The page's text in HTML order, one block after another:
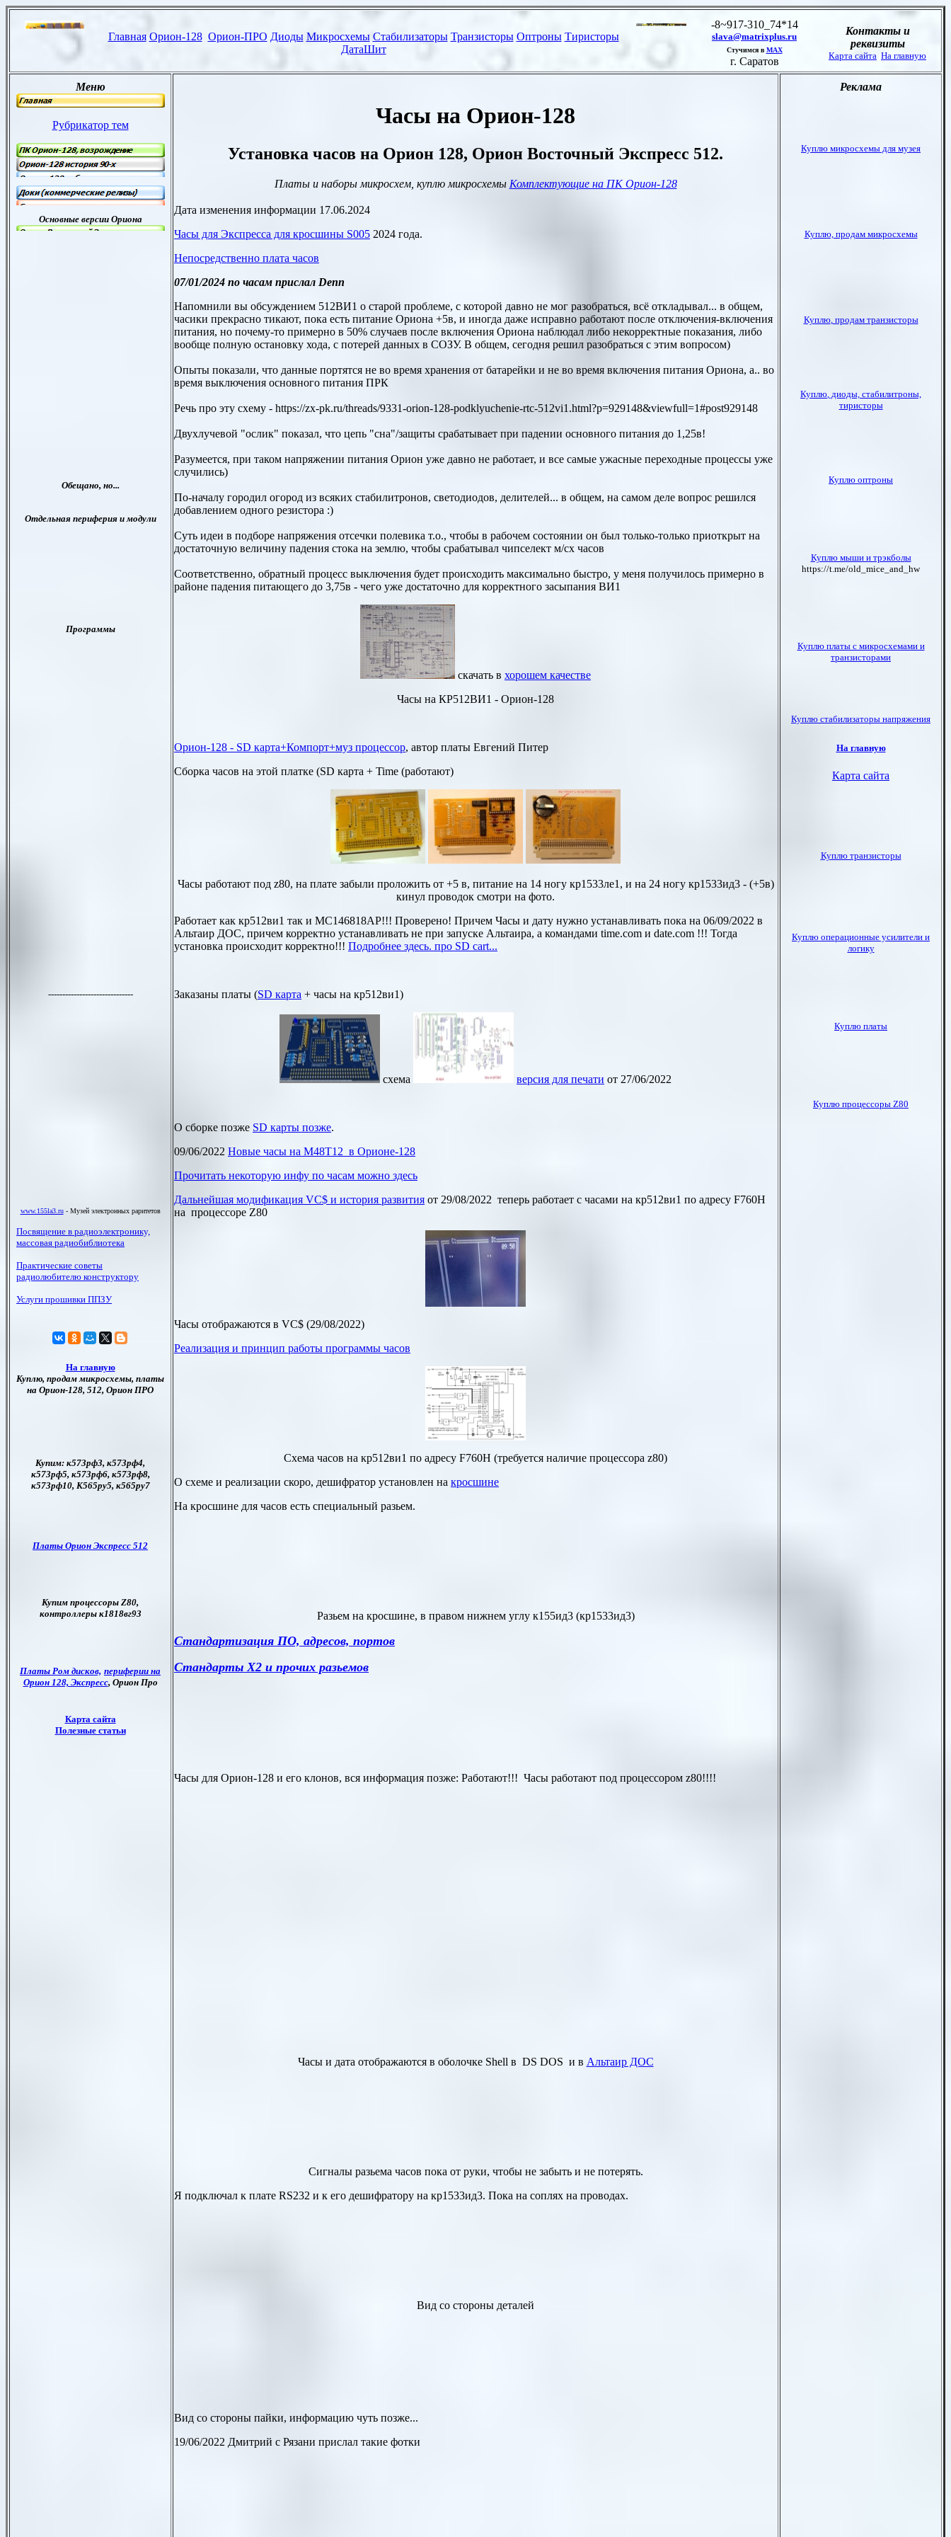
Часы на Орион-128
Установка часов на Орион 128, Орион Восточный Экспресс 512.
Платы и наборы микросхем, куплю микросхемы Комплектующие на ПК Орион-128
Дата изменения информации 17.06.2024
Часы для Экспресса для кросшины S005 2024 года.
Непосредственно плата часов
07/01/2024 по часам прислал Denn
Напомнили вы обсуждением 512ВИ1 о старой проблеме, с которой давно не мог разобраться, всё откладывал... в общем,
часики прекрасно тикают, пока есть питание Ориона +5в, и иногда даже исправно работают после отключения-включения
питания, но почему-то примерно в 50% случаев после включения Ориона наблюдал либо некорректные показания, либо
вообще полную остановку хода, с потерей данных в СОЗУ. В общем, сегодня решил разобраться с этим вопросом)
Опыты показали, что данные портятся не во время хранения от батарейки и не во время включения питания Ориона, а.. во
время выключения основного питания ПРК
Речь про эту схему - https://zx-pk.ru/threads/9331-orion-128-podklyuchenie-rtc-512vi1.html?p=929148&viewfull=1#post929148
Двухлучевой "ослик" показал, что цепь "сна"/защиты срабатывает при падении основного питания до 1,25в!
Разумеется, при таком напряжении питания Орион уже давно не работает, и все самые ужасные переходные процессы уже
случились)
По-началу городил огород из всяких стабилитронов, светодиодов, делителей... в общем, на самом деле вопрос решился
добавлением одного резистора :)
Суть идеи в подборе напряжения отсечки полевика т.о., чтобы в рабочем состоянии он был только-только приоткрыт на
достаточную величину падения стока на землю, чтобы срабатывал чипселект м/сх часов
Соответственно, обратный процесс выключения будет происходить максимально быстро, у меня получилось примерно в
районе падения питающего до 3,75в - чего уже достаточно для корректного засыпания ВИ1
скачать в хорошем качестве
Часы на КР512ВИ1 - Орион-128
Орион-128 - SD карта+Компорт+муз процессор, автор платы Евгений Питер
Сборка часов на этой платке (SD карта + Time (работают)
Часы работают под z80, на плате забыли проложить от +5 в, питание на 14 ногу кр1533ле1, и на 24 ногу кр1533ид3 - (+5в)
кинул проводок смотри на фото.
Работает как кр512ви1 так и MC146818AP!!! Проверено! Причем Часы и дату нужно устанавливать пока на 06/09/2022 в
Альтаир ДОС, причем корректно устанавливать не при запуске Альтаира, а командами time.com и date.com !!! Тогда
установка происходит корректно!!! Подробнее здесь. про SD cart...
Заказаны платы (SD карта + часы на кр512ви1)
схема версия для печати от 27/06/2022
О сборке позже SD карты позже.
09/06/2022 Новые часы на M48T12 в Орионе-128
Прочитать некоторую инфу по часам можно здесь
Дальнейшая модификация VC$ и история развития от 29/08/2022 теперь работает с часами на кр512ви1 по адресу F760H
на процессоре Z80
Часы отображаются в VC$ (29/08/2022)
Реализация и принцип работы программы часов
Схема часов на кр512ви1 по адресу F760H (требуется наличие процессора z80)
О схеме и реализации скоро, дешифратор установлен на кросшине
На кросшине для часов есть специальный разьем.
Разьем на кросшине, в правом нижнем углу к155ид3 (кр1533ид3)
Стандартизация ПО, адресов, портов
Стандарты Х2 и прочих разьемов
Часы для Орион-128 и его клонов, вся информация позже: Работают!!! Часы работают под процессором z80!!!!
Часы и дата отображаются в оболочке Shell в DS DOS и в Альтаир ДОС
Сигналы разьема часов пока от руки, чтобы не забыть и не потерять.
Я подключал к плате RS232 и к его дешифратору на кр1533ид3. Пока на соплях на проводах.
Вид со стороны деталей
Вид со стороны пайки, информацию чуть позже...
19/06/2022 Дмитрий с Рязани прислал такие фотки